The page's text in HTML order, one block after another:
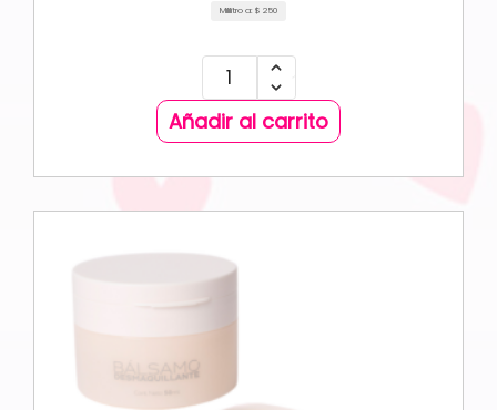
Mililitro a: $ 250
Añadir al carrito